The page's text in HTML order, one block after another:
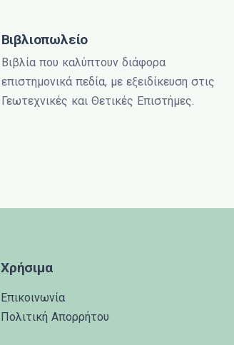
Βιβλιοπωλείο
Βιβλία που καλύπτουν διάφορα
επιστημονικά πεδία, με εξειδίκευση στις
Γεωτεχνικές και Θετικές Επιστήμες.
Χρήσιμα
Επικοινωνία
Πολιτική Απορρήτου